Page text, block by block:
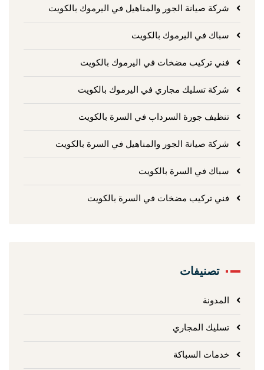
شركة صيانة الجور والمناهيل في اليرموك بالكويت
سباك في اليرموك بالكويت
فني تركيب مضخات في اليرموك بالكويت
شركة تسليك مجاري في اليرموك بالكويت
تنظيف جورة السرداب في السرة بالكويت
شركة صيانة الجور والمناهيل في السرة بالكويت
سباك في السرة بالكويت
فني تركيب مضخات في السرة بالكويت
تصنيفات
المدونة
تسليك المجاري
خدمات السباكة